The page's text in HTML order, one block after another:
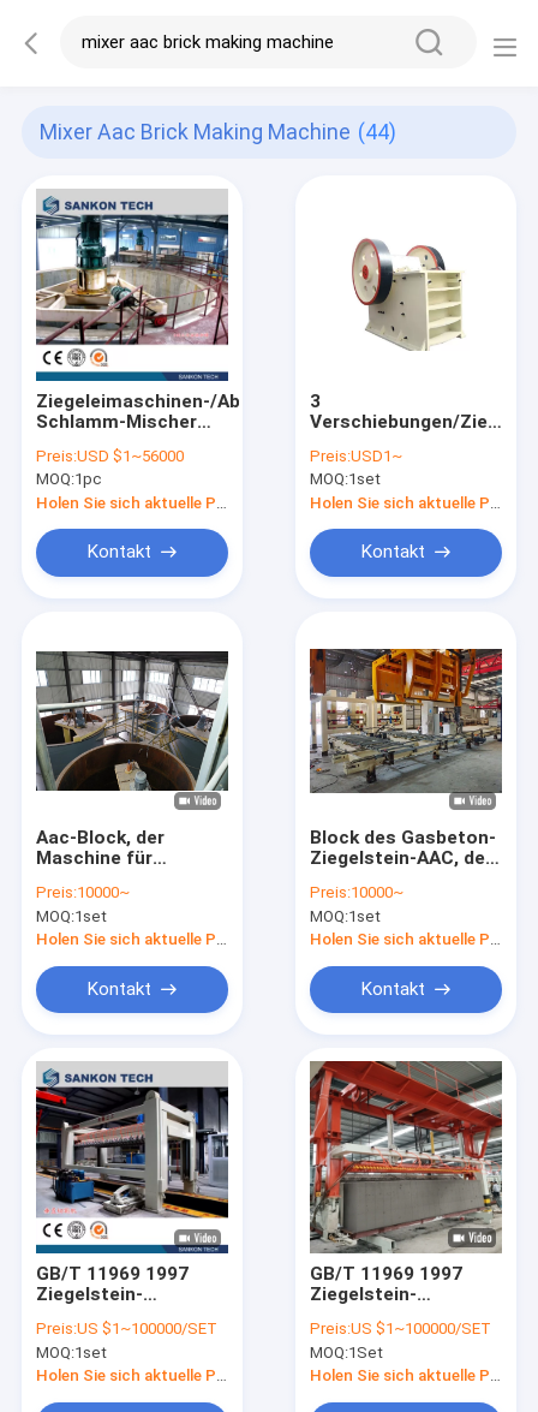
Mixer Aac Brick Making Machine (44)
Ziegeleimaschinen-/Abfall-
Schlamm-Mischer
Verbindungs-50m3
des Mischer-AAC
Preis:USD $1~56000
MOQ:1pc
Kontakt
3
Verschiebungen/
AAC
Preis:USD1~
MOQ:1set
Kontakt
Aac-Block, der
Maschine für
Produktionsanlage
herstellt
Preis:10000~
MOQ:1set
Kontakt
Block des Gasbeton-
Ziegelstein-AAC, der
Preis:10000~
MOQ:1set
Kontakt
GB/T 11969 1997
Ziegelstein-
JQF 4.2M AAC
Preis:US $1~100000/SET
MOQ:1set
Holen Sie sich aktuelle Preis
GB/T 11969 1997
Ziegelstein-
JQF 4.2M AAC
Preis:US $1~100000/SET
MOQ:1Set
Holen Sie sich aktuelle Preis